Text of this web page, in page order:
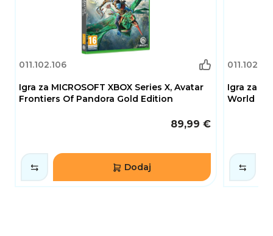
011.102.106
Igra za MICROSOFT XBOX Series X, Avatar
Frontiers Of Pandora Gold Edition
89,99 €
Dodaj
011.102.211
Igra za
World